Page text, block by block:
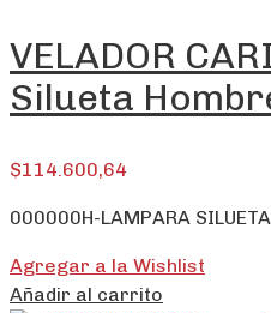
VELADOR
Silueta
$114.600,64
000000H-LAMPARA SILUETA
Agregar a la Wishlist
Añadir al carrito